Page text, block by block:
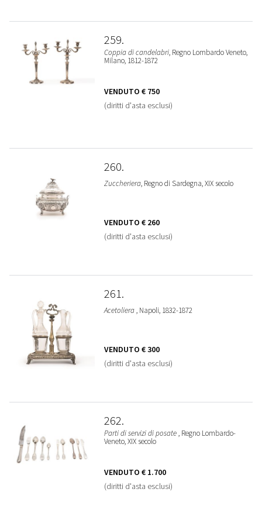
259
Coppia di candelabri, Regno Lombardo Veneto,
Milano, 1812-1872
VENDUTO € 750
(diritti d'asta esclusi)
260
Zuccheriera, Regno di Sardegna, XIX secolo
VENDUTO € 260
(diritti d'asta esclusi)
261
Acetoliera, Napoli, 1832-1872
VENDUTO € 300
(diritti d'asta esclusi)
262
Parti di servizi di posate, Regno Lombardo-
Veneto, XIX secolo
VENDUTO € 1.700
(diritti d'asta esclusi)